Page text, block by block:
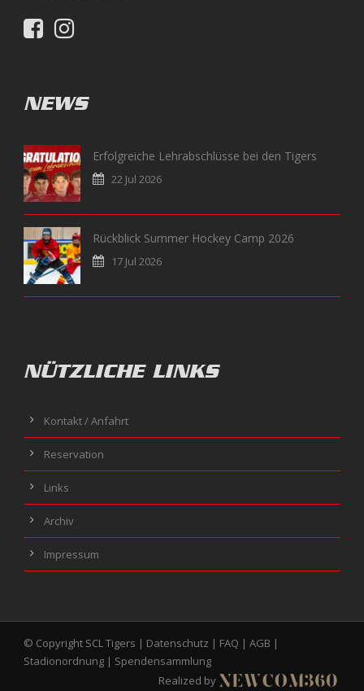
NEWS
Erfolgreiche Lehrabschlüsse bei den Tigers
22 Jul 2026
Rückblick Summer Hockey Camp 2026
17 Jul 2026
NÜTZLICHE LINKS
Kontakt / Anfahrt
Reservation
Links
Archiv
Impressum
© Copyright SCL Tigers | Datenschutz | FAQ | AGB |
Stadionordnung | Spendensammlung
Realized by